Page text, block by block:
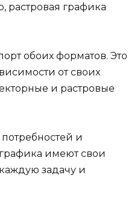
растровая графика
обоих форматов. Это
от своих
и растровые
и
имеют свои
задачу и